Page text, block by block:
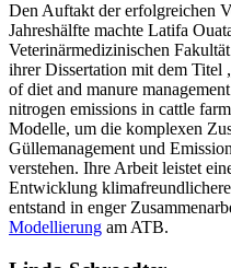
Den Auftakt der erfolgreichen
Jahreshälfte machte Latifa
Veterinärmedizinischen
ihrer Dissertation mit dem Titel
of diet and manure
nitrogen emissions in cattle
Modelle, um die komplexen
Güllemanagement und
verstehen. Ihre Arbeit leistet
Entwicklung
entstand in enger
Modellierung am ATB.